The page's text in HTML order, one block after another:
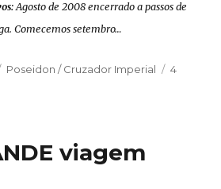
Agosto de 2008 encerrado a passos de
Comecemos setembro…
Categorias
Poseidon / Cruzador Imperial
4
viagem